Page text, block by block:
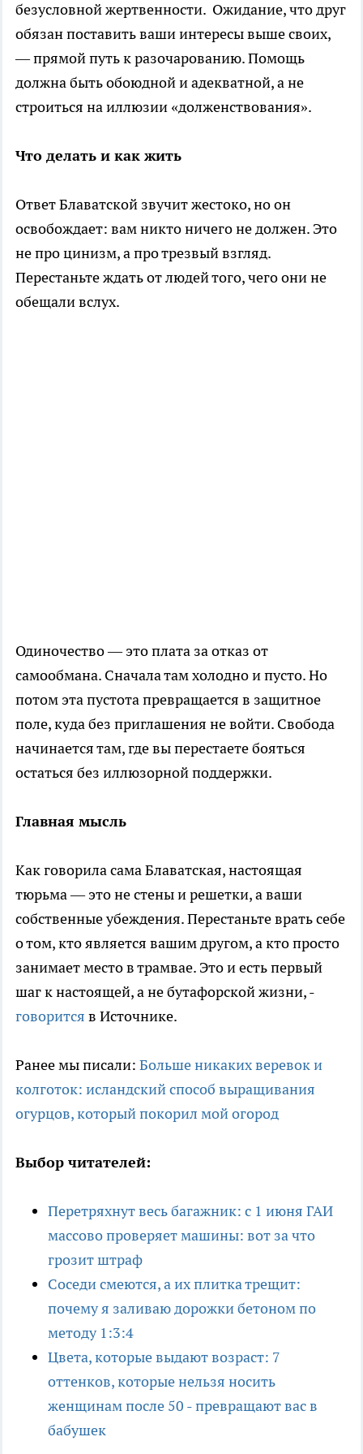
безусловной жертвенности. Ожидание, что друг
обязан поставить ваши интересы выше своих,
— прямой путь к разочарованию. Помощь
должна быть обоюдной и адекватной, а не
строиться на иллюзии «долженствования».
Что делать и как жить
Ответ Блаватской звучит жестоко, но он
освобождает: вам никто ничего не должен. Это
не про цинизм, а про трезвый взгляд.
Перестаньте ждать от людей того, чего они не
обещали вслух.
Одиночество — это плата за отказ от
самообмана. Сначала там холодно и пусто. Но
потом эта пустота превращается в защитное
поле, куда без приглашения не войти. Свобода
начинается там, где вы перестаете бояться
остаться без иллюзорной поддержки.
Главная мысль
Как говорила сама Блаватская, настоящая
тюрьма — это не стены и решетки, а ваши
собственные убеждения. Перестаньте врать себе
о том, кто является вашим другом, а кто просто
занимает место в трамвае. Это и есть первый
шаг к настоящей, а не бутафорской жизни, -
говорится в Источнике.
Ранее мы писали: Больше никаких веревок и
колготок: исландский способ выращивания
огурцов, который покорил мой огород
Выбор читателей:
Перетряхнут весь багажник: с 1 июня ГАИ
массово проверяет машины: вот за что
грозит штраф
Соседи смеются, а их плитка трещит:
почему я заливаю дорожки бетоном по
методу 1:3:4
Цвета, которые выдают возраст: 7
оттенков, которые нельзя носить
женщинам после 50 - превращают вас в
бабушек